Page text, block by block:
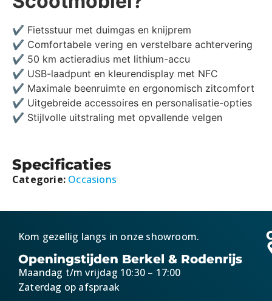
✔ Fietsstuur met duimgas en knijprem
✔ Comfortabele vering en verstelbare achtervering
✔ 50 km actieradius met lithium-accu
✔ USB-laadpunt en kleurendisplay met NFC
✔ Maximale beenruimte en ergonomisch zitcomfort
✔ Uitgebreide accessoires en personalisatie-opties
✔ Stijlvolle uitstraling met opvallende velgen
Specificaties
Categorie: Occasions
Kom gezellig langs in onze showroom.
Openingstijden Berkel & Rodenrijs
Maandag t/m vrijdag 10:30 – 17:00
Zaterdag op afspraak